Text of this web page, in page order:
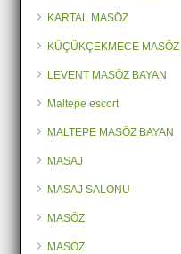
KARTAL MASÖZ
KÜÇÜKÇEKMECE MASÖZ
LEVENT MASÖZ BAYAN
Maltepe escort
MALTEPE MASÖZ BAYAN
MASAJ
MASAJ SALONU
MASÖZ
MASÖZ